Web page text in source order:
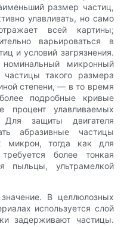
размер частиц,
улавливать, но само
всей картины;
варьироваться в
и условий загрязнения.
микронный
такого размера
степени, — в то время
подробные кривые
процент улавливаемых
защиты двигателя
абразивные частицы
микрон, тогда как для
более тонкая
пыльцы, ультрамелкой
В целлюлозных
используется слой
задерживают частицы.